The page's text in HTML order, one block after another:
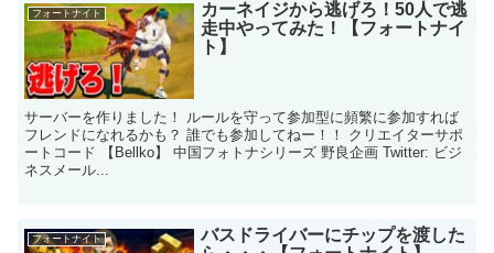
フォートナイト
カーネイジから逃げろ！50人で逃
走中やってみた！【フォートナイ
ト】
サーバーを作りました！ ルールを守って参加型に頻繁に参加すれば
フレンドになれるかも？ 誰でも参加してねー！！ クリエイターサポ
ートコード 【Bellko】 中国フォトナシリーズ 野良企画 Twitter: ビジ
ネスメール...
フォートナイト
バスドライバーにチップを渡した